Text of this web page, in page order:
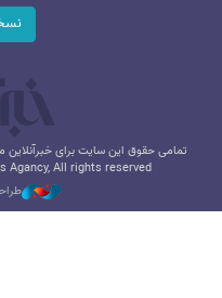
تمامی حقوق این سایت برای
Agancy, All rights reserved